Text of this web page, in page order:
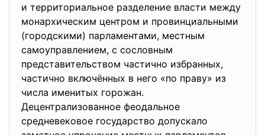
и территориальное разделение власти между
монархическим центром и провинциальными
(городскими) парламентами, местным
самоуправлением, с сословным
представительством частично избранных,
частично включённых в него «по праву» из
числа именитых горожан.
Децентрализованное феодальное
средневековое государство допускало